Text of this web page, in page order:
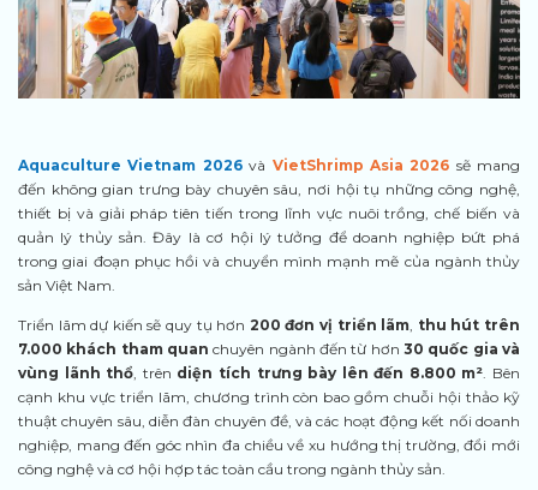
Aquaculture Vietnam 2026và VietShrimp Asia 2026 sẽ mang
đến không gian trưng bày chuyên sâu, nơi hội tụ những công nghệ,
thiết bị và giải pháp tiên tiến trong lĩnh vực nuôi trồng, chế biến và
quản lý thủy sản. Đây là cơ hội lý tưởng để doanh nghiệp bứt phá
trong giai đoạn phục hồi và chuyển mình mạnh mẽ của ngành thủy
sản Việt Nam.
Triển lãm dự kiến sẽ quy tụ hơn 200 đơn vị triển lãm thu hút trên
7.000 khách tham quan chuyên ngành đến từ hơn 30 quốc gia và
vùng lãnh thổ , trên diện tích trưng bày lên đến 8.800 m² . Bên
cạnh khu vực triển lãm, chương trình còn bao gồm chuỗi hội thảo kỹ
thuật chuyên sâu, diễn đàn chuyên đề, và các hoạt động kết nối doanh
nghiệp, mang đến góc nhìn đa chiều về xu hướng thị trường, đổi mới
công nghệ và cơ hội hợp tác toàn cầu trong ngành thủy sản.